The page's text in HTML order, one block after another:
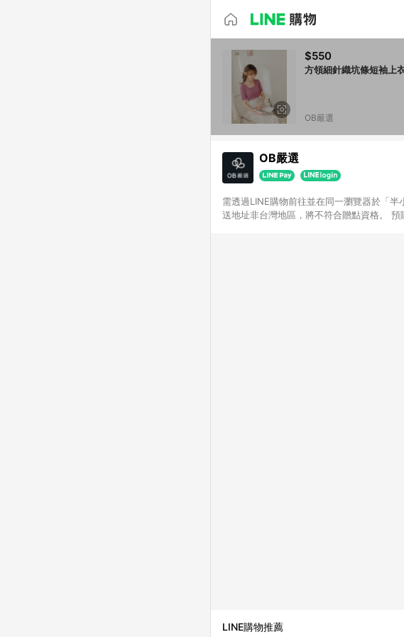
$550
方領細針織坑條短袖上
OB嚴選
OB嚴選
需透過LINE購物前往並在同一瀏覽器於「
送地址非台灣地區，將不符合贈點資格。 預
LINE購物推薦